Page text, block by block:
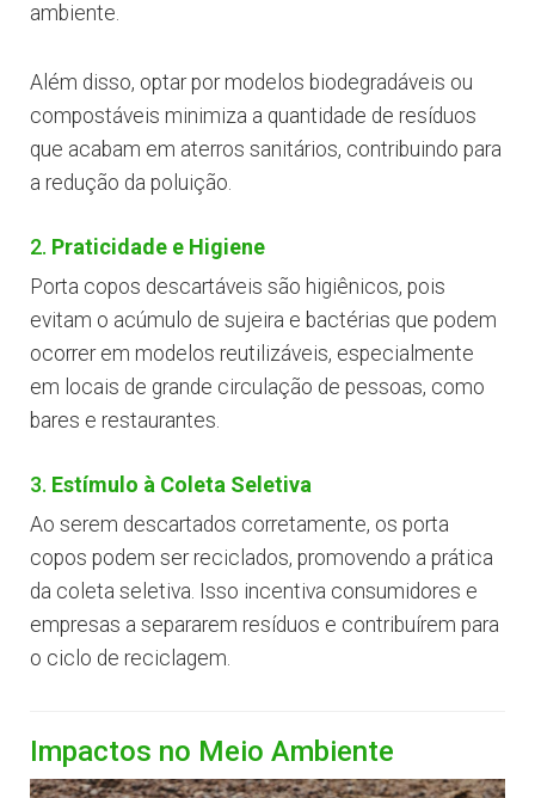
ambiente.
Além disso, optar por modelos biodegradáveis ou
compostáveis minimiza a quantidade de resíduos
que acabam em aterros sanitários, contribuindo para
a redução da poluição.
2. Praticidade e Higiene
Porta copos descartáveis são higiênicos, pois
evitam o acúmulo de sujeira e bactérias que podem
ocorrer em modelos reutilizáveis, especialmente
em locais de grande circulação de pessoas, como
bares e restaurantes.
3. Estímulo à Coleta Seletiva
Ao serem descartados corretamente, os porta
copos podem ser reciclados, promovendo a prática
da coleta seletiva. Isso incentiva consumidores e
empresas a separarem resíduos e contribuírem para
o ciclo de reciclagem.
Impactos no Meio Ambiente